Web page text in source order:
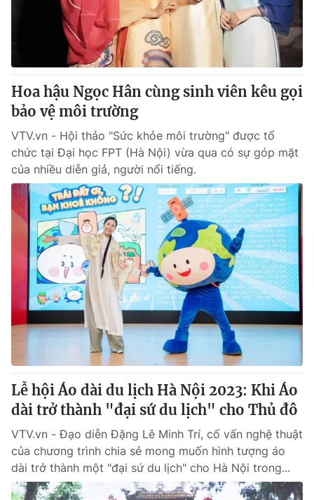
Cơ quan báo chí:
Thời báo VTV
Giấy phép hoạt động báo in và báo điện tử số 483/GP-BTTTT
cấp ngày 29/12/2023
Tổng Biên tập:Vũ Thanh Thủy
Phó Tổng Biên tập:Nguyễn Thị Mỹ Hạnh, Phạm Quốc Thắng,
Nguyễn Trọng Ninh
Tổng đài VTV:
024.38 355 931 - 024.38 355 932
Ðiện thoại Thời báo VTV: 024.66 897 897
Email:toasoan@vtv.vn
Liên hệ quảng cáo:024-7300.7108
® Cấm sao chép dưới mọi hình thức nếu không có sự chấp
thuận bằng văn bản. Ghi rõ nguồn VTV.vn khi phát hành lại
thông tin từ website này.
Hoa hậu Ngọc Hân cùng sinh viên kêu gọi
bảo vệ môi trường
VTV.vn - Hội thảo "Sức khỏe môi trường" được tổ
chức tại Đại học FPT (Hà Nội) vừa qua có sự góp mặt
của nhiều diễn giả, người nổi tiếng.
Lễ hội Áo dài du lịch Hà Nội 2023: Khi Áo
dài trở thành "đại sứ du lịch" cho Thủ đô
VTV.vn - Đạo diễn Đặng Lê Minh Trí, cố vấn nghệ thuật
của chương trình chia sẻ mong muốn hình tượng áo
dài trở thành một "đại sứ du lịch" cho Hà Nội trong...